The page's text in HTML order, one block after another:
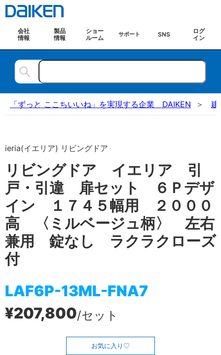
会社
情報
製品
情報
ショー
ルーム
サポート SNS
ログ
イン
「ずっと ここちいいね」を実現する企業 DAIKEN 建
ieria(イエリア) リビングドア
リビングドア イエリア 引
戸・引違 扉セット ６Ｐデザ
イン １７４５幅用 ２０００
高 〈ミルベージュ柄〉 左右
兼用 錠なし ラクラクローズ
付
LAF6P-13ML-FNA7
¥207,800/セット
お気に入り